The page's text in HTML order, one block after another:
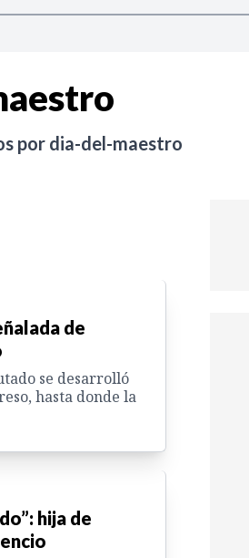
por dia-del-maestro
de
se desarrolló
hasta donde la
hija de